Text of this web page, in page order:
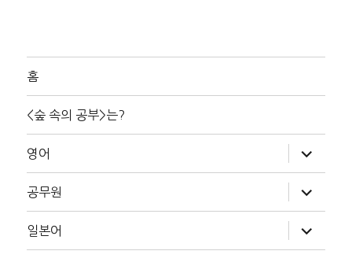
홈
<숲 속의 공부>는?
영어
위
메
확
장
공무원
위
메
확
장
일본어
위
메